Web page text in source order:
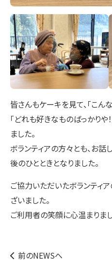
皆さんもケーキを見て、「こん
「どれも好きなものばっかりや
ました。
ボランティアの方々とも、お
後のひとときとなりました。
ご協力いただいたボランティ
ざいました。
ご利用者の笑顔に心温まりま
前のNEWSへ